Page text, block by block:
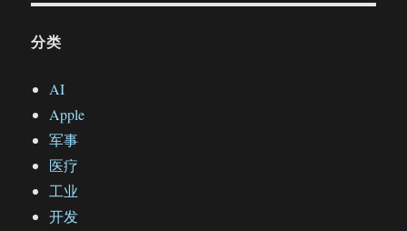
分类
AI
Apple
军事
医疗
工业
开发